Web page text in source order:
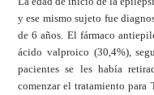
y ese mismo sujeto fue
de 6 años. El fármaco
ácido valproico (30,4%),
pacientes se les había
comenzar el tratamiento